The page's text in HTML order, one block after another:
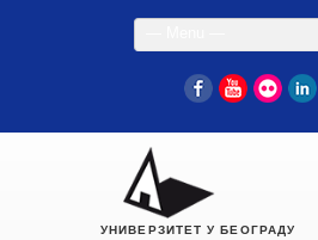
FacebookYouTube
Flickr
УНИВЕРЗИТЕТ У БЕОГРАДУ